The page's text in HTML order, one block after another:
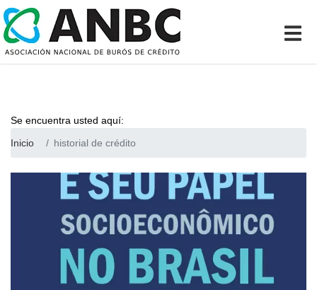
Se encuentra usted aquí:
Inicio
historial de crédito